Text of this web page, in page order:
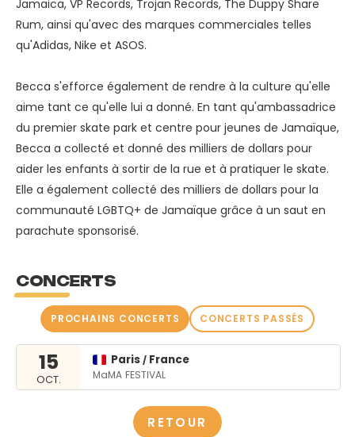
Jamaica, VP Records, Trojan Records, The Duppy Share
Rum, ainsi qu'avec des marques commerciales telles
qu'Adidas, Nike et ASOS.
Becca s'efforce également de rendre à la culture qu'elle
aime tant ce qu'elle lui a donné. En tant qu'ambassadrice
du premier skate park et centre pour jeunes de Jamaïque,
Becca a collecté et donné des milliers de dollars pour
aider les enfants à sortir de la rue et à pratiquer le skate.
Elle a également collecté des milliers de dollars pour la
communauté LGBTQ+ de Jamaïque grâce à un saut en
parachute sponsorisé.
CONCERTS
PROCHAINS CONCERTS CONCERTS PASSÉS
15
OCT.
Paris/ France
MaMA FESTIVAL
RETOUR